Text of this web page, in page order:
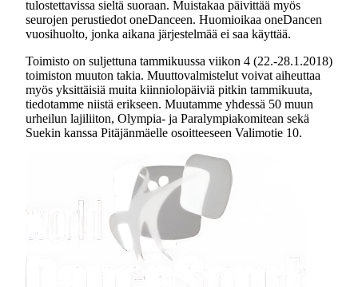
tulostettavissa sieltä suoraan. Muistakaa päivittää myös
seurojen perustiedot oneDanceen. Huomioikaa oneDancen
vuosihuolto, jonka aikana järjestelmää ei saa käyttää.
Toimisto on suljettuna tammikuussa viikon 4 (22.-28.1.2018)
toimiston muuton takia. Muuttovalmistelut voivat aiheuttaa
myös yksittäisiä muita kiinniolopäiviä pitkin tammikuuta,
tiedotamme niistä erikseen. Muutamme yhdessä 50 muun
urheilun lajiliiton, Olympia- ja Paralympiakomitean sekä
Suekin kanssa Pitäjänmäelle osoitteeseen Valimotie 10.